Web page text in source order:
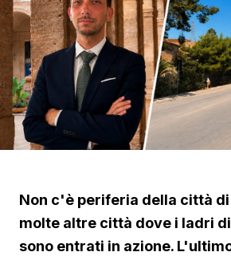
Non c'è periferia della città
molte altre città dove i ladri
sono entrati in azione.